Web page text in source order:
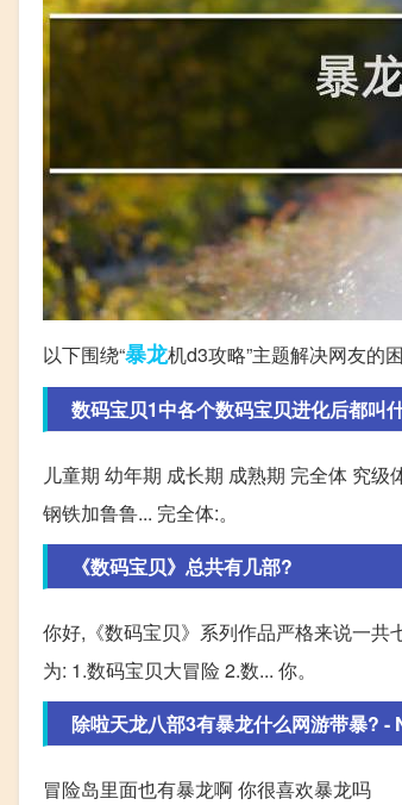
以下围绕“暴龙机d3攻略”主题解决网友的
数码宝贝1中各个数码宝贝进化后都叫
儿童期 幼年期 成长期 成熟期 完全体 究
钢铁加鲁鲁... 完全体:。
《数码宝贝》总共有几部?
你好,《数码宝贝》系列作品严格来说一
为: 1.数码宝贝大冒险 2.数... 你。
除啦天龙八部3有暴龙什么网游带暴?
冒险岛里面也有暴龙啊 你很喜欢暴龙吗